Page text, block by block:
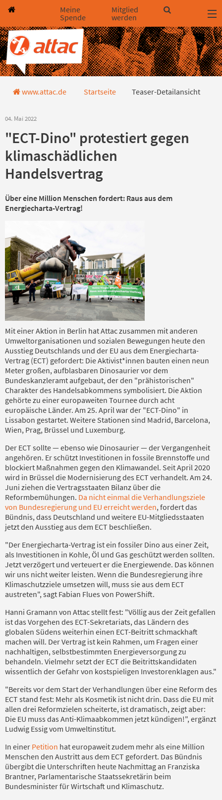
Direkt zum Hauptinhalt springen
Direkt zur Haupt-Navigation springen
Direkt zur Service-Navigation springen
Direkt zur Footer-Navigation springen
Direkt zum Footerinhalt springen
Meine
Spende
Mitglied
werden
Teaser-Detailansicht
www.attac.de Startseite Teaser-Detailansicht
04. Mai 2022
"ECT-Dino" protestiert gegen
klimaschädlichen
Handelsvertrag
Über eine Million Menschen fordert: Raus aus dem
Energiecharta-Vertrag!
Mit einer Aktion in Berlin hat Attac zusammen mit anderen
Umweltorganisationen und sozialen Bewegungen heute den
Ausstieg Deutschlands und der EU aus dem Energiecharta-
Vertrag (ECT) gefordert: Die Aktivist*innen bauten einen neun
Meter großen, aufblasbaren Dinosaurier vor dem
Bundeskanzleramt aufgebaut, der den "prähistorischen"
Charakter des Handelsabkommens symbolisiert. Die Aktion
gehörte zu einer europaweiten Tournee durch acht
europäische Länder. Am 25. April war der "ECT-Dino" in
Lissabon gestartet. Weitere Stationen sind Madrid, Barcelona,
Wien, Prag, Brüssel und Luxemburg.
Der ECT sollte — ebenso wie Dinosaurier — der Vergangenheit
angehören. Er schützt Investitionen in fossile Brennstoffe und
blockiert Maßnahmen gegen den Klimawandel. Seit April 2020
wird in Brüssel die Modernisierung des ECT verhandelt. Am 24.
Juni ziehen die Vertragsstaaten Bilanz über die
Reformbemühungen. Da nicht einmal die Verhandlungsziele
von Bundesregierung und EU erreicht werden, fordert das
Bündnis, dass Deutschland und weitere EU-Mitgliedsstaaten
jetzt den Ausstieg aus dem ECT beschließen.
"Der Energiecharta-Vertrag ist ein fossiler Dino aus einer Zeit,
als Investitionen in Kohle, Öl und Gas geschützt werden sollten.
Jetzt verzögert und verteuert er die Energiewende. Das können
wir uns nicht weiter leisten. Wenn die Bundesregierung ihre
Klimaschutzziele umsetzen will, muss sie aus dem ECT
austreten", sagt Fabian Flues von PowerShift.
Hanni Gramann von Attac stellt fest: "Völlig aus der Zeit gefallen
ist das Vorgehen des ECT-Sekretariats, das Ländern des
globalen Südens weiterhin einen ECT-Beitritt schmackhaft
machen will. Der Vertrag ist kein Rahmen, um Fragen einer
nachhaltigen, selbstbestimmten Energieversorgung zu
behandeln. Vielmehr setzt der ECT die Beitrittskandidaten
wissentlich der Gefahr von kostspieligen Investorenklagen aus."
"Bereits vor dem Start der Verhandlungen über eine Reform des
ECT stand fest: Mehr als Kosmetik ist nicht drin. Dass die EU mit
allen drei Reformzielen scheiterte, ist dramatisch, zeigt aber:
Die EU muss das Anti-Klimaabkommen jetzt kündigen!", ergänzt
Ludwig Essig vom Umweltinstitut.
In einer Petition hat europaweit zudem mehr als eine Million
Menschen den Austritt aus dem ECT gefordert. Das Bündnis
übergibt die Unterschriften heute Nachmittag an Franziska
Brantner, Parlamentarische Staatssekretärin beim
Bundesminister für Wirtschaft und Klimaschutz.